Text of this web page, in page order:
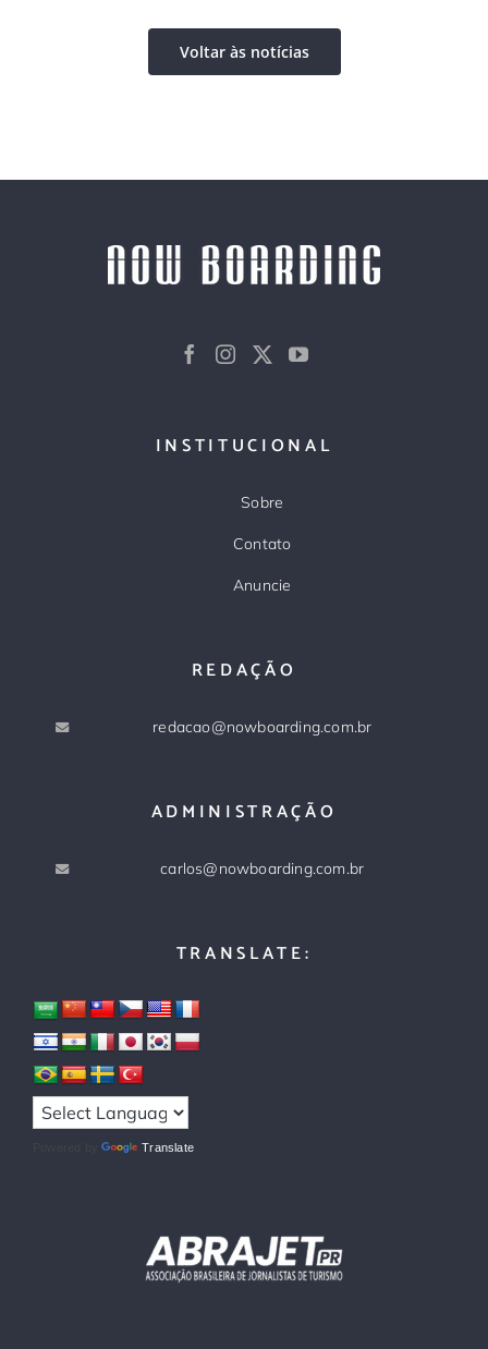
Voltar às notícias
INSTITUCIONAL
Sobre
Contato
Anuncie
REDAÇÃO
redacao@nowboarding.com.br
ADMINISTRAÇÃO
carlos@nowboarding.com.br
TRANSLATE:
Powered by Translate